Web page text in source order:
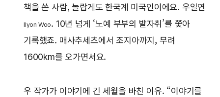
책을 쓴 사람, 놀랍게도 한국계 미국인이에요. 우일연
Ilyon Woo. 10년 넘게 ‘노예 부부의 발자취’를 쫓아
기록했죠. 매사추세츠에서 조지아까지, 무려
1600km를 오가면서요.
우 작가가 이야기에 긴 세월을 바친 이유. “이야기를